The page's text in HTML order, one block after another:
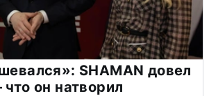
SHAMAN довел
он натворил